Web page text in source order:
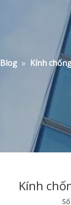
Blog » Kính
Kính